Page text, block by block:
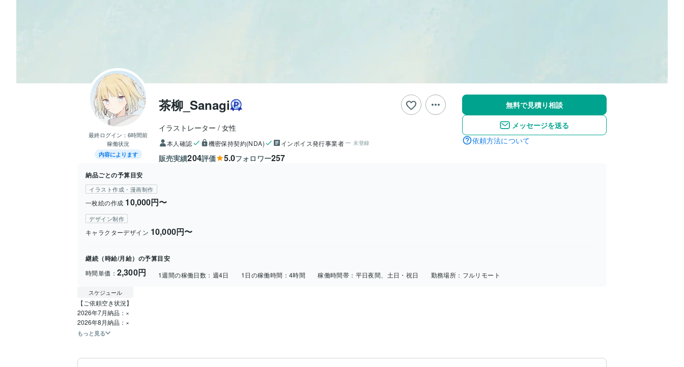
最終ログイン： 6時間前
稼働状況
内容によります
茶柳_Sanagi
イラストレーター 女性
本人確認 機密保持契約(NDA) インボイス発行事業者 未登録
販売実績204評価 5.0フォロワー257
無料で見積り相談
メッセージを送る
依頼方法について
納品ごとの予算目安
イラスト作成・漫画制作
一枚絵の作成 10,000円〜
デザイン制作
キャラクターデザイン 10,000円〜
継続（時給/月給）の予算目安
時間単価： 2,300円 1週間の稼働日数： 週4日 1日の稼働時間： 4時間 稼働時間帯： 平日夜間、土日・祝日 勤務場所： フルリモート
スケジュール
【ご依頼空き状況】
2026年7月納品：×
2026年8月納品：×
もっと見る